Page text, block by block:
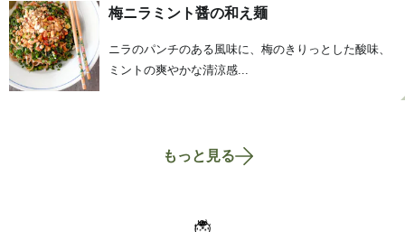
梅ニラミント醤の和え麺
ニラのパンチのある風味に、梅のきりっとした酸味、
ミントの爽やかな清涼感...
もっと見る